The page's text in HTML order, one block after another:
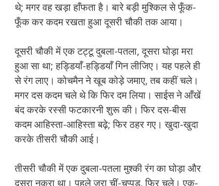
थे; मगर वह खड़ा हाँफता है। बारे बड़ी मुश्किल से फूँक-
फूँक कर कदम रखता हुआ दूसरी चौकी तक आया।
दूसरी चौकी में एक टट्टू दुबला-पतला, दूसरा घोड़ा मरा
हुआ सा था; हड्डियाँ-हड्डियाँ गिन लीजिए। यह पहले ही
से रंग लाए। कोचमैन ने खूब कोड़े जमाए, तब कहीं चले।
मगर दस कदम चले थे कि फिर दम लिया। साईस ने आँखें
बंद करके रस्सी फटकारनी शुरू की। फिर दस-बीस
कदम आहिस्ता-आहिस्ता बढ़े; फिर ठहर गए। खुदा-खुदा
करके तीसरी चौकी आई।
तीसरी चौकी में एक दुबला-पतला मुश्की रंग का घोड़ा और
दूसरा नुकरा था। पहले जरा चीं-चप्पड़, फिर चले। एक-